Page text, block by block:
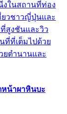
งในสถานที่ท่อง
ยวชาวญี่ปุ่นและ
สูงชันและวิว
ที่ที่เต็มไปด้วย
ยตำนานและ
หน้าผาหินบะ